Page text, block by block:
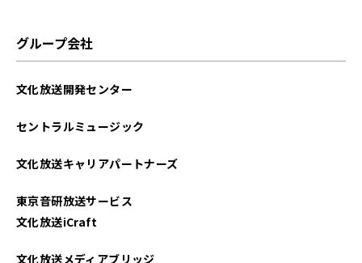
2024年06月
2023年09月
グループ会社
文化放送開発センター
セントラルミュージック
文化放送キャリアパートナーズ
東京音研放送サービス
文化放送iCraft
文化放送メディアブリッジ